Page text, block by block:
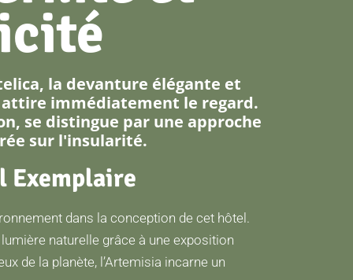
la devanture élégante et
immédiatement le regard.
se distingue par une approche
sur l'insularité.
Exemplaire
dans la conception de cet hôtel.
naturelle grâce à une exposition
de la planète, l’Artemisia incarne un